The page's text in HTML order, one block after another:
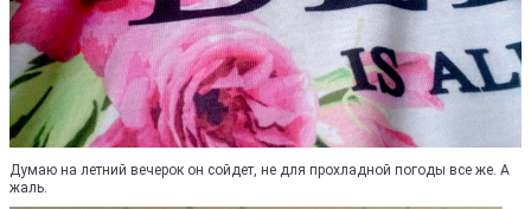
Думаю на летний вечерок он сойдет, не для прохладной погоды все же. А
жаль.